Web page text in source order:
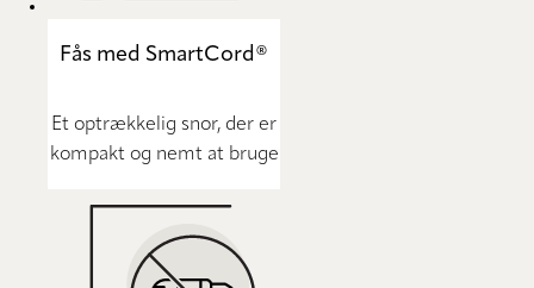
Fås med SmartCord®
Et optrækkelig snor, der er
kompakt og nemt at bruge